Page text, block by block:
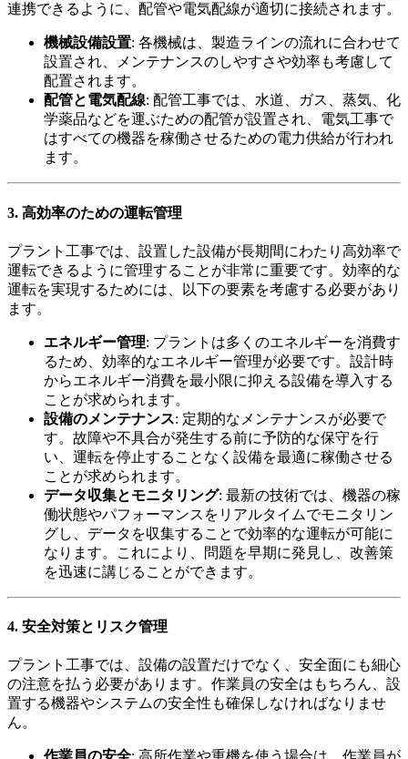
連携できるように、配管や電気配線が適切に接続されます。
機械設備設置: 各機械は、製造ラインの流れに合わせて
設置され、メンテナンスのしやすさや効率も考慮して
配置されます。
配管と電気配線: 配管工事では、水道、ガス、蒸気、化
学薬品などを運ぶための配管が設置され、電気工事で
はすべての機器を稼働させるための電力供給が行われ
ます。
3. 高効率のための運転管理
プラント工事では、設置した設備が長期間にわたり高効率で
運転できるように管理することが非常に重要です。効率的な
運転を実現するためには、以下の要素を考慮する必要があり
ます。
エネルギー管理: プラントは多くのエネルギーを消費す
るため、効率的なエネルギー管理が必要です。設計時
からエネルギー消費を最小限に抑える設備を導入する
ことが求められます。
設備のメンテナンス: 定期的なメンテナンスが必要で
す。故障や不具合が発生する前に予防的な保守を行
い、運転を停止することなく設備を最適に稼働させる
ことが求められます。
データ収集とモニタリング: 最新の技術では、機器の稼
働状態やパフォーマンスをリアルタイムでモニタリン
グし、データを収集することで効率的な運転が可能に
なります。これにより、問題を早期に発見し、改善策
を迅速に講じることができます。
4. 安全対策とリスク管理
プラント工事では、設備の設置だけでなく、安全面にも細心
の注意を払う必要があります。作業員の安全はもちろん、設
置する機器やシステムの安全性も確保しなければなりませ
ん。